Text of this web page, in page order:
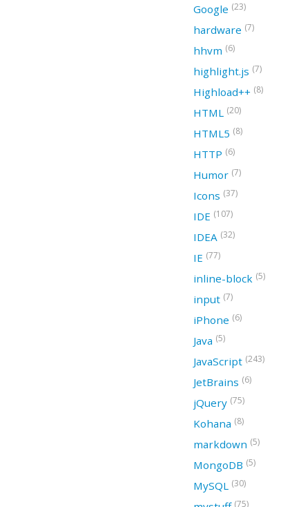
Google (23)
hardware (7)
hhvm (6)
highlight.js (7)
Highload++ (8)
HTML (20)
HTML5 (8)
HTTP (6)
Humor (7)
Icons (37)
IDE (107)
IDEA (32)
IE (77)
inline-block (5)
input (7)
iPhone (6)
Java (5)
JavaScript (243)
JetBrains (6)
jQuery (75)
Kohana (8)
markdown (5)
MongoDB (5)
MySQL (30)
(75)